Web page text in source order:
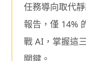
任務導向取代
報告，僅 14%
戰 AI，掌握這
關鍵。